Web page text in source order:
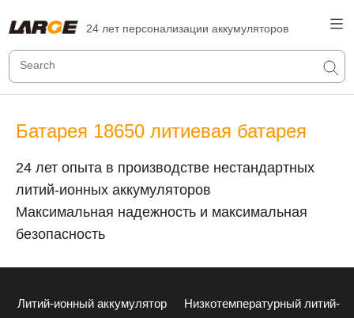
24 лет персонализации аккумуляторов
Батарея 18650 литиевая батарея
24 лет опыта в производстве нестандартных
литий-ионных аккумуляторов
Максимальная надежность и максимальная
безопасность
Литий-ионный аккумулятор Низкотемпературный литий-